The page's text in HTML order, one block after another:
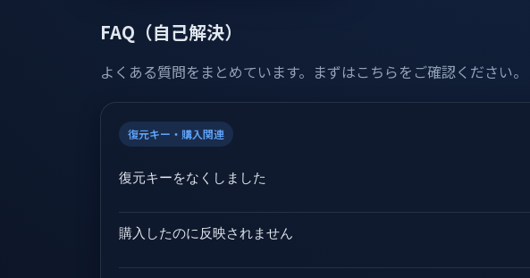
FAQ（自己解決）
よくある質問をまとめています。まずはこちらをご確認ください。
復元キー・購入関連
復元キーをなくしました
購入したのに反映されません